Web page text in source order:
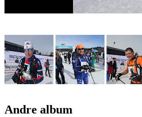
Andre album